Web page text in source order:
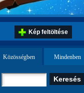
Kép feltöltése
Közösségben Mindenben